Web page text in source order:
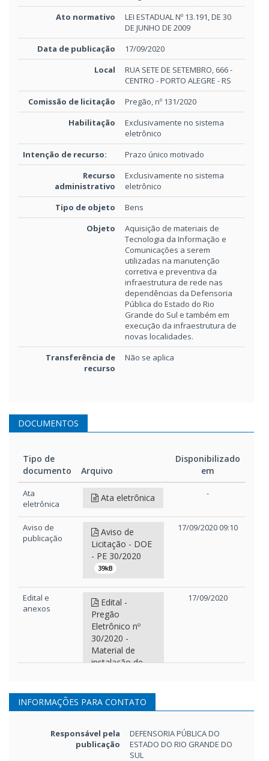
Ato normativo
LEI ESTADUAL Nº 13.191, DE 30
DE JUNHO DE 2009
Data de publicação
17/09/2020
Local
RUA SETE DE SETEMBRO, 666 -
CENTRO - PORTO ALEGRE - RS
Comissão de licitação
Pregão, nº 131/2020
Habilitação
Exclusivamente no sistema
eletrônico
Intenção de recurso:
Prazo único motivado
Recurso
administrativo
Exclusivamente no sistema
eletrônico
Tipo de objeto
Bens
Objeto
Aquisição de materiais de
Tecnologia da Informação e
Comunicações a serem
utilizadas na manutenção
corretiva e preventiva da
infraestrutura de rede nas
dependências da Defensoria
Pública do Estado do Rio
Grande do Sul e também em
execução da infraestrutura de
novas localidades.
Transferência de
recurso
Não se aplica
DOCUMENTOS
Tipo de
documento
Arquivo
Disponibilizado
em
Tipo de
documento
Ata
eletrônica
Ata eletrônica -
Aviso de
publicação
Aviso de
Licitação - DOE
- PE 30/2020
39kB
17/09/2020 09:10
Edital e
anexos
Edital -
Pregão
Eletrônico nº
30/2020 -
Material de
instalação de
17/09/2020
INFORMAÇÕES PARA CONTATO
Responsável pela
publicação
DEFENSORIA PÚBLICA DO
ESTADO DO RIO GRANDE DO
SUL